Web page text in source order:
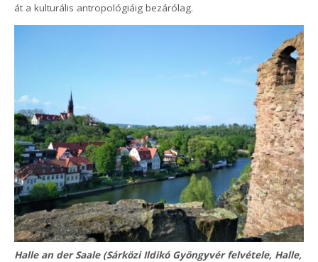
át a kulturális antropológiáig bezárólag.
Halle an der Saale (Sárközi Ildikó Gyöngyvér felvétele, Halle,